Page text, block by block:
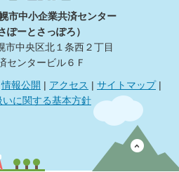
市中小企業共済センター
ぽーとさっぽろ）
市中央区北１条西２丁目
センタービル６Ｆ
情報公開 | アクセス | サイトマップ|
に関する基本方針